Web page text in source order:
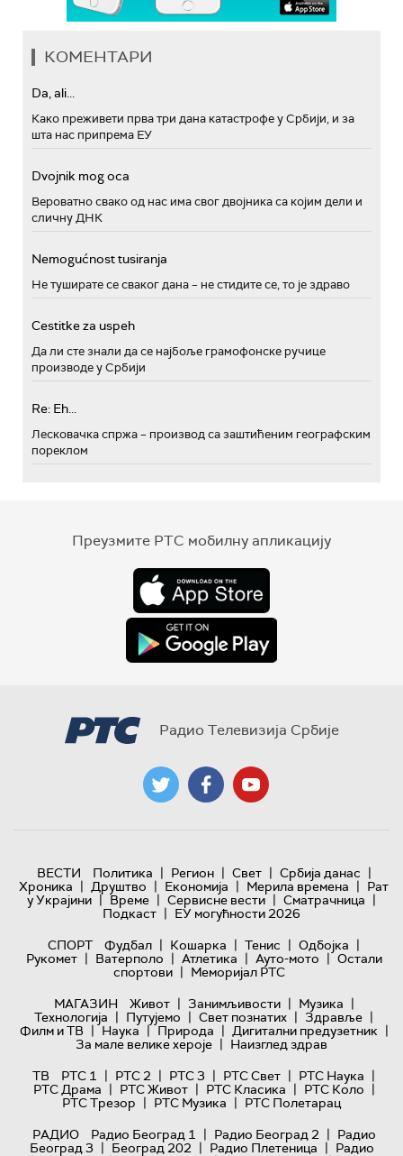
КОМЕНТАРИ
Da, ali...
Како преживети прва три дана катастрофе у Србији, и за
шта нас припрема ЕУ
Dvojnik mog oca
Вероватно свако од нас има свог двојника са којим дели и
сличну ДНК
Nemogućnost tusiranja
Не туширате се сваког дана – не стидите се, то је здраво
Cestitke za uspeh
Да ли сте знали да се најбоље грамофонске ручице
производе у Србији
Re: Eh...
Лесковачка спржа – производ са заштићеним географским
пореклом
Преузмите РТС мобилну апликацију
Радио Телевизија Србије
ВЕСТИ Политика | Регион | Свет | Србија данас |
Хроника | Друштво | Економија | Мерила времена | Рат
у Украјини | Време | Сервисне вести | Сматрачница |
Подкаст | ЕУ могућности 2026
СПОРТ
Фудбал | Кошарка | Тенис | Одбојка |
Рукомет | Ватерполо | Атлетика | Ауто-мото | Остали
спортови | Меморијал РТС
МАГАЗИН
Живот | Занимљивости | Музика |
Технологијa | Путујемо | Свет познатих | Здравље |
Филм и ТВ | Наука | Природа | Дигитални предузетник |
За мале велике хероје | Наизглед здрав
ТВ
РТС 1 | РТС 2 | РТС 3 | РТС Свет | РТС Наука |
РТС Драма | РТС Живот | РТС Класика | РТС Коло |
РТС Трезор | РТС Музика | РТС Полетарац
РАДИО
Радио Београд 1 | Радио Београд 2 | Радио
Београд 3 | Београд 202 | Радио Плетеница | Радио